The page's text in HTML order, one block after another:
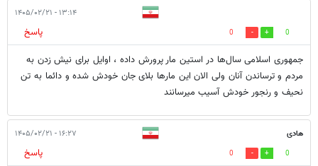
۱۳:۱۴ - ۱۴۰۵/۰۲/۲۱
0
0
پاسخ
جمهوری اسلامی سال‌ها در استین مار پرورش داده ، اوایل برای نیش زدن به
مردم و ترساندن آنان ولی الان این مارها بلای جان خودش شده و دائما به تن
نحیف و رنجور خودش آسیب میرسانند
هادی ۱۶:۲۷ - ۱۴۰۵/۰۲/۲۱
0
0
پاسخ